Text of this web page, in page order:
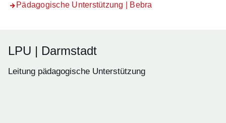
Pädagogische Unterstützung | Bebra
LPU | Darmstadt
Leitung pädagogische Unterstützung